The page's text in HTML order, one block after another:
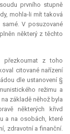
prvního stupně
mohla-li mít taková
V posuzované
některý z těchto
přezkoumat z toho
citované nařízení
dle ustanovení §
režimu a
základě něhož byla
některých křivd
a na osobách, které
zdravotní a finanční.